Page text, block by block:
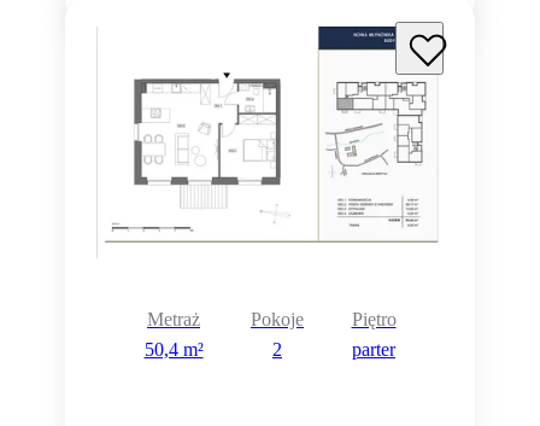
Metraż
50,4 m²
Pokoje
2
Piętro
parter